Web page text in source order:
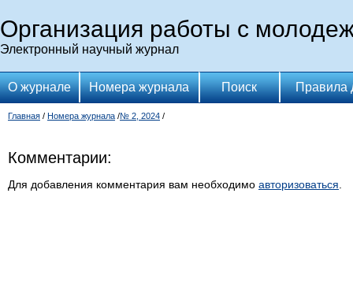
Организация работы с
Электронный научный журнал
О журнале Номера журнала Поиск Правила
Главная / Номера журнала /№ 2, 2024 /
Комментарии:
Для добавления комментария вам необходимо авторизоваться